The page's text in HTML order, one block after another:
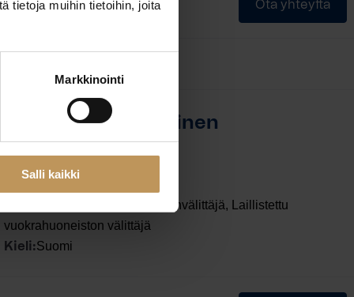
tietoja muihin tietoihin, joita
Markkinointi
Salli kaikki
Ota yhteyttä
Veli-Matti Lappalainen
Kiinteistönvälittäjä LKV
Laillistettu kiinteistönvälittäjä, Laillistettu
vuokrahuoneiston välittäjä
Kieli:Suomi